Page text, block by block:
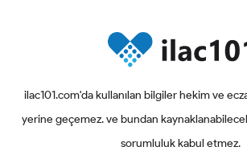
ilac101.com'da kullanılan bilgiler hekim ve
yerine geçemez. ve bundan
sorumluluk kabul etmez.